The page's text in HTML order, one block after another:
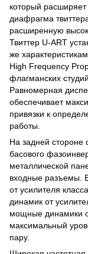
который расширяет
диафрагма
расширенную
Твиттер U-ART
же
High Frequency
флагманских
Равномерная
обеспечивает
привязки к
работы.
На задней стороне
басового
металлической
входные разъемы.
от усилителя
динамик от
мощные динамики
максимальный
пару.